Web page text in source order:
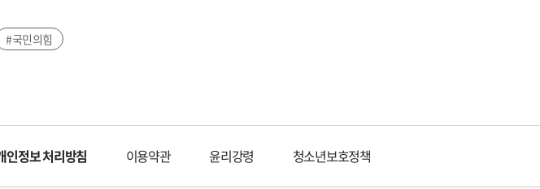
#국민의힘
인정보 처리방침 이용약관 윤리강령 청소년보호정책